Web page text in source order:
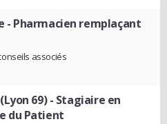
- Pharmacien remplaçant
associés
69)- Stagiaire en
du Patient